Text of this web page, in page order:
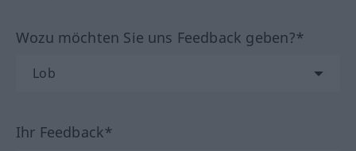
Wozu möchten Sie uns Feedback geben?*
Ihr Feedback*